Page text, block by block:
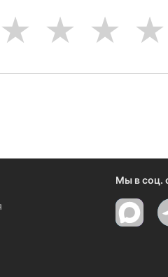
4
3
2
1
Мы в соц.